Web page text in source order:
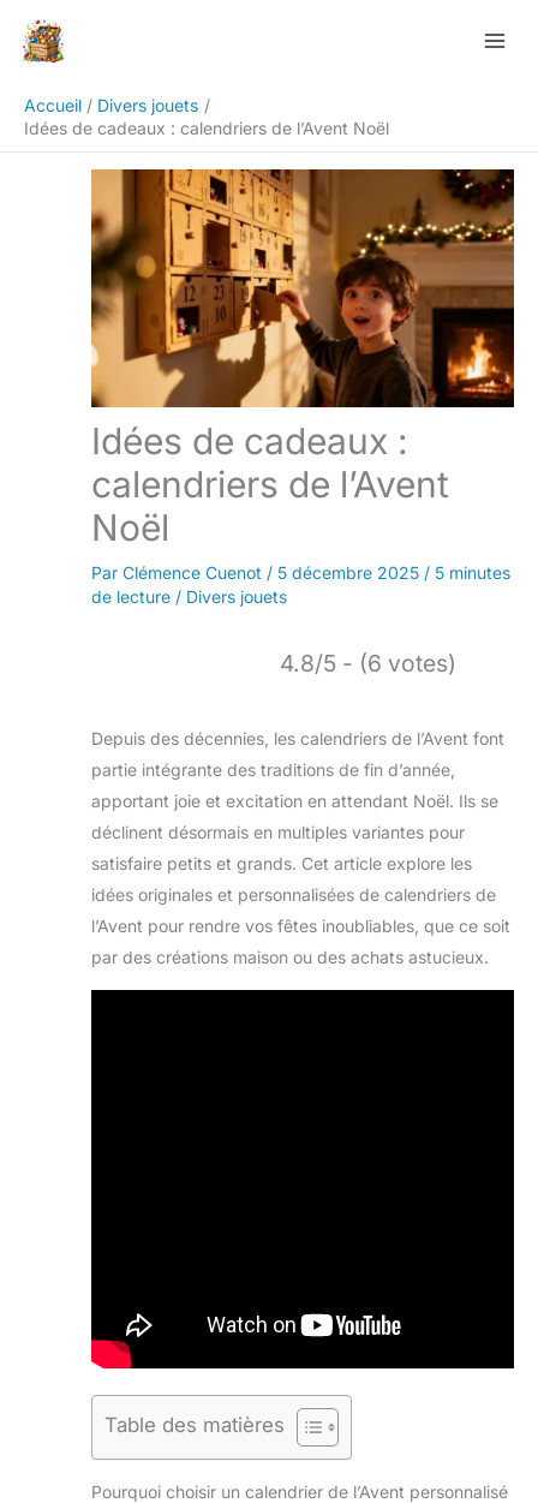
Accueil
Divers jouets
Idées de cadeaux : calendriers de l’Avent Noël
Idées de cadeaux :
calendriers de l’Avent
Noël
Par Clémence Cuenot / 5 décembre 2025 / 5 minutes
de lecture / Divers jouets
4.8/5 - (6 votes)
Depuis des décennies, les calendriers de l’Avent font
partie intégrante des traditions de fin d’année,
apportant joie et excitation en attendant Noël. Ils se
déclinent désormais en multiples variantes pour
satisfaire petits et grands. Cet article explore les
idées originales et personnalisées de calendriers de
l’Avent pour rendre vos fêtes inoubliables, que ce soit
par des créations maison ou des achats astucieux.
Table des matières
Pourquoi choisir un calendrier de l’Avent personnalisé
Rechercher